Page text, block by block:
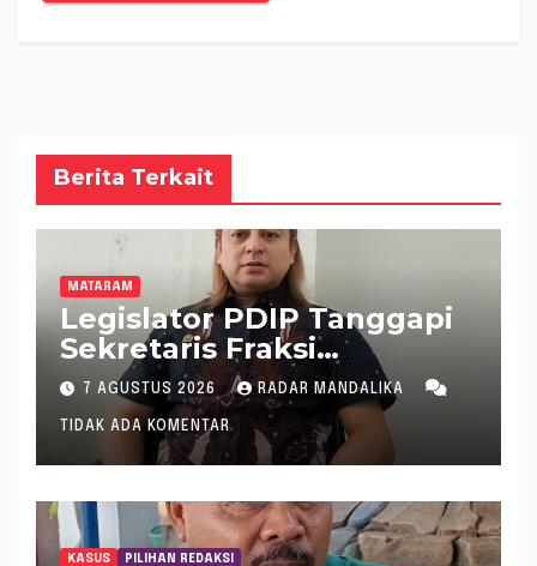
Berita Terkait
MATARAM
Legislator PDIP Tanggapi
Sekretaris Fraksi
Demokrat : WTP Bukan
Tameng Menolak Audit
Dana Pergeseran BTT Rp
484 Miliar
7 AGUSTUS 2026 RADAR MANDALIKA
TIDAK ADA KOMENTAR
KASUS PILIHAN REDAKSI